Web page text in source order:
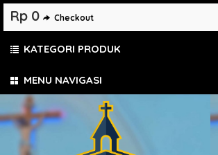
MENU NAVIGASI
Rp 0 Checkout
KATEGORI PRODUK